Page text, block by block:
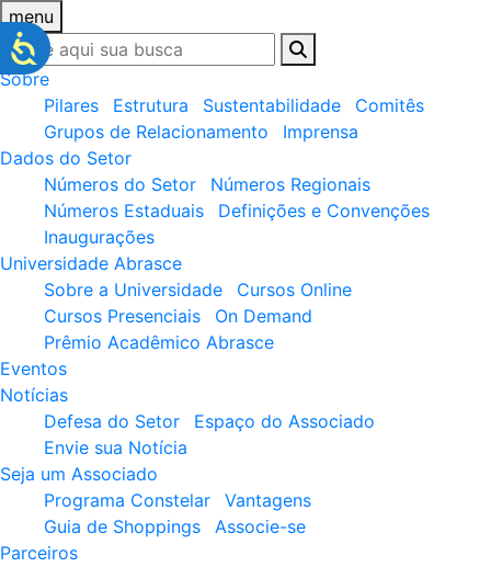
menu
Sobre
Pilares
Estrutura Sustentabilidade
Comitês
Grupos de Relacionamento
Imprensa
Dados do Setor
Números do Setor
Números Regionais
Números Estaduais
Definições e Convenções
Inaugurações
Universidade Abrasce
Sobre a Universidade
Cursos Online
Cursos Presenciais
On Demand
Prêmio Acadêmico Abrasce
Eventos
Notícias
Defesa do Setor
Espaço do Associado
Envie sua Notícia
Seja um Associado
Programa Constelar
Vantagens
Guia de Shoppings
Associe-se
Parceiros